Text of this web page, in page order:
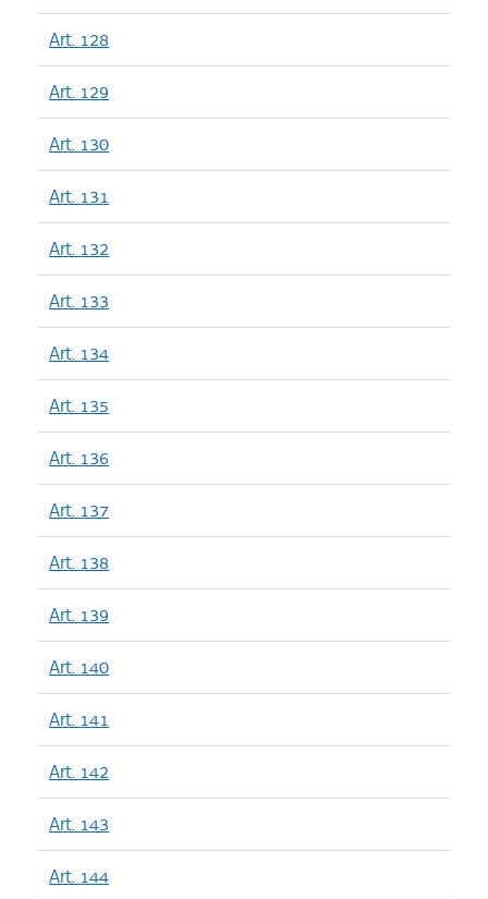
Art. 128
Art. 129
Art. 130
Art. 131
Art. 132
Art. 133
Art. 134
Art. 135
Art. 136
Art. 137
Art. 138
Art. 139
Art. 140
Art. 141
Art. 142
Art. 143
Art. 144